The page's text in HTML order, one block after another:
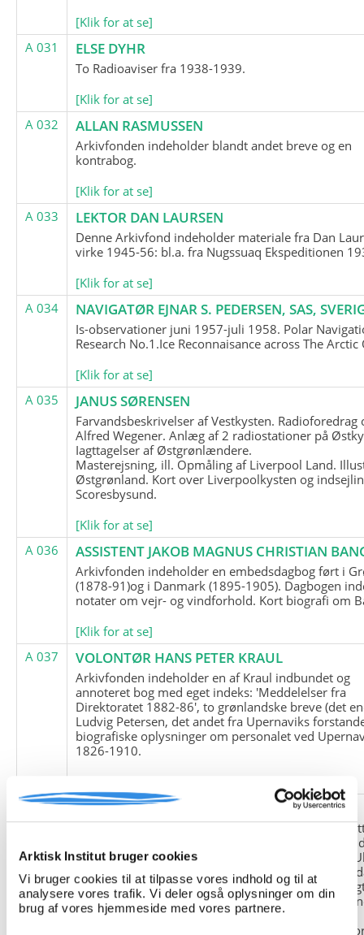
Arktisk Institut bruger cookies
Vi bruger cookies til at tilpasse vores indhold og til at
analysere vores trafik. Vi deler også oplysninger om din
brug af vores hjemmeside med vores partnere.
[Klik for at se]
A 031
ELSE DYHR
To Radioaviser fra 1938-1939.
[Klik for at se]
A 032
ALLAN RASMUSSEN
Arkivfonden indeholder blandt andet breve og en
kontrabog.
[Klik for at se]
A 033
LEKTOR DAN LAURSEN
Denne Arkivfond indeholder materiale fra Dan
virke 1945-56: bl.a. fra Nugssuaq Ekspeditionen
[Klik for at se]
A 034
NAVIGATØR EJNAR S. PEDERSEN, SAS,
Is-observationer juni 1957-juli 1958. Polar
Research No.1.Ice Reconnaisance across The Arctic
[Klik for at se]
A 035
JANUS SØRENSEN
Farvandsbeskrivelser af Vestkysten. Radioforedrag
Alfred Wegener. Anlæg af 2 radiostationer på
Iagttagelser af Østgrønlændere.
Masterejsning, ill. Opmåling af Liverpool Land.
Østgrønland. Kort over Liverpoolkysten og
Scoresbysund.
[Klik for at se]
A 036
ASSISTENT JAKOB MAGNUS CHRISTIAN
Arkivfonden indeholder en embedsdagbog ført i
(1878-91)og i Danmark (1895-1905). Dagbogen
notater om vejr- og vindforhold. Kort biografi om
[Klik for at se]
A 037
VOLONTØR HANS PETER KRAUL
Arkivfonden indeholder en af Kraul indbundet og
annoteret bog med eget indeks: 'Meddelelser fra
Direktoratet 1882-86', to grønlandske breve (det
Ludvig Petersen, det andet fra Upernaviks
biografiske oplysninger om personalet ved
1826-1910.
A 038
FRIEDRICH LITTMANN
Denne arkivfond indeholder en kopi af Friedrich
upublicerede erindringer. Originalen befinder sig i
tyske historiker Franz Selingers privatarkiv i byen
Tyskland. Friedrich Littmann var en af de tyske
der var med i vejrstationen "Holzauge" i Hansa
Nordøstgrønland under Anden Verdenskrig.
"Holzauge" blev opdaget af Nordøstgrønlands
Slædepatrulje med Eli Knudsen som medlem og